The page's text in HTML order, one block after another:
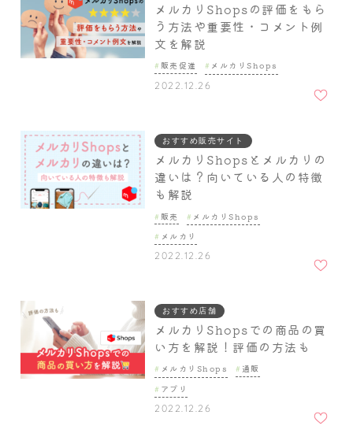
メルカリShopsの評価をもら
う方法や重要性・コメント例
文を解説
販売促進 メルカリShops
2022.12.26
入りに
おすすめ販売サイト
メルカリShopsとメルカリの
違いは？向いている人の特徴
も解説
販売
メルカリShops
メルカリ
2022.12.26
入りに
おすすめ店舗
メルカリShopsでの商品の買
い方を解説！評価の方法も
メルカリShops
通販
アプリ
2022.12.26
入りに